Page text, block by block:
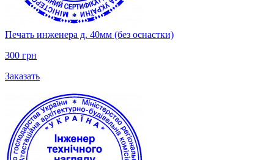
Печать инженера д. 40мм (без оснастки)
300 грн
Заказать